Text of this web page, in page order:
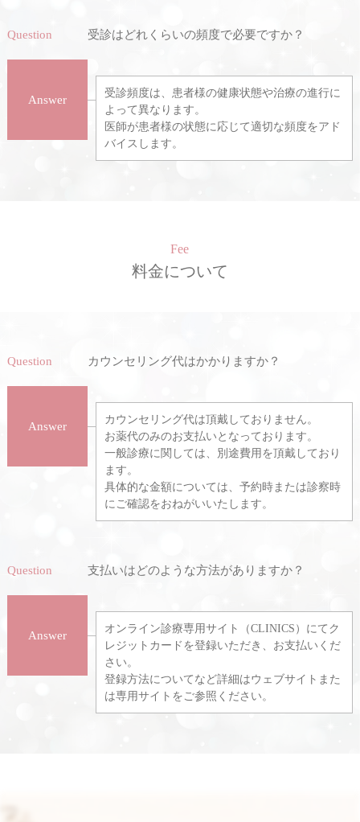
Question 受診はどれくらいの頻度で必要ですか？
Answer
受診頻度は、患者様の健康状態や治療の進行に
よって異なります。
医師が患者様の状態に応じて適切な頻度をアド
バイスします。
Fee
料金について
Question カウンセリング代はかかりますか？
Answer
カウンセリング代は頂戴しておりません。
お薬代のみのお支払いとなっております。
一般診療に関しては、別途費用を頂戴しており
ます。
具体的な金額については、予約時または診察時
にご確認をおねがいいたします。
Question 支払いはどのような方法がありますか？
Answer
オンライン診療専用サイト（CLINICS）にてク
レジットカードを登録いただき、お支払いくだ
さい。
登録方法についてなど詳細はウェブサイトまた
は専用サイトをご参照ください。